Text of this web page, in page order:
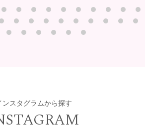
ンスタグラムから探す